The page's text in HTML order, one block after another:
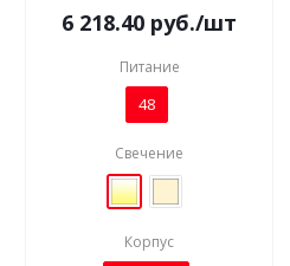
6 218.40 руб./шт
Питание
48
Свечение
Корпус